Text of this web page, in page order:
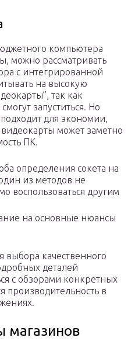
компьютера
можно рассматривать
с интегрированной
на высокую
так как
запуститься. Но
для экономии,
может заметно
ПК.
определения сокета на
из методов не
воспользоваться другим
на основные нюансы
выбора качественного
деталей
с обзорами конкретных
производительность в
магазинов